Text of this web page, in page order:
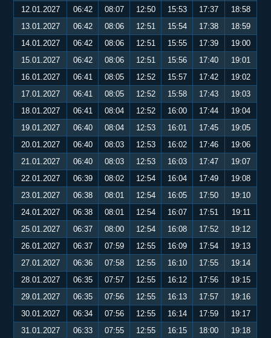
12.01.2027
06:42 08:07 12:50 15:53 17:37
18:58
13.01.2027
06:42 08:06 12:51 15:54 17:38
18:59
14.01.2027
06:42 08:06 12:51 15:55 17:39
19:00
15.01.2027
06:42 08:06 12:51 15:56 17:40
19:01
16.01.2027
06:41 08:05 12:52 15:57 17:42
19:02
17.01.2027
06:41 08:05 12:52 15:58 17:43
19:03
18.01.2027
06:41 08:04 12:52 16:00 17:44
19:04
19.01.2027
06:40 08:04 12:53 16:01 17:45
19:05
20.01.2027
06:40 08:03 12:53 16:02 17:46
19:06
21.01.2027
06:40 08:03 12:53 16:03 17:47
19:07
22.01.2027
06:39 08:02 12:54 16:04 17:49
19:08
23.01.2027
06:38 08:01 12:54 16:05 17:50
19:10
24.01.2027
06:38 08:01 12:54 16:07 17:51
19:11
25.01.2027
06:37 08:00 12:54 16:08 17:52
19:12
26.01.2027
06:37 07:59 12:55 16:09 17:54
19:13
27.01.2027
06:36 07:58 12:55 16:10 17:55
19:14
28.01.2027
06:35 07:57 12:55 16:12 17:56
19:15
29.01.2027
06:35 07:56 12:55 16:13 17:57
19:16
30.01.2027
06:34 07:56 12:55 16:14 17:59
19:17
31.01.2027
06:33 07:55 12:55 16:15 18:00
19:18